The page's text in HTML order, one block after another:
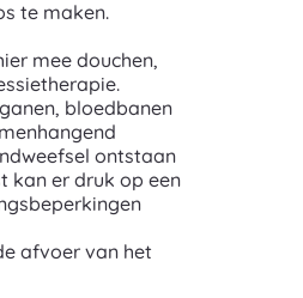
te maken.
mee douchen,
bloedbanen
ontstaan
kan er druk op een
afvoer van het